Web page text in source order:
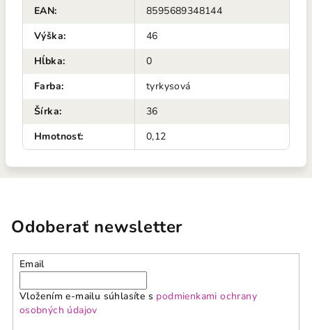
EAN:
8595689348144
Výška:
46
Hĺbka:
0
Farba:
tyrkysová
Šírka:
36
Hmotnosť: 0,12
Odoberať newsletter
Email
Vložením e-mailu súhlasíte s podmienkami ochrany
osobných údajov